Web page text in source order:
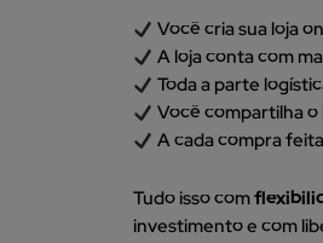
Você cria sua loja
A loja conta com
Toda a parte
Você compartilha o
A cada compra
Tudo isso com
investimento e com